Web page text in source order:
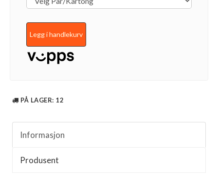
Legg i handlekurv
PÅ LAGER: 12
Informasjon
Produsent